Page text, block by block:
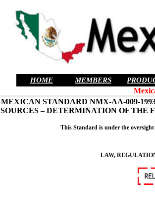
HOME MEMBERS
MEXICAN STANDARD NMX-AA-009-
SOURCES – DETERMINATION OF THE
This Standard is under the
LAW,